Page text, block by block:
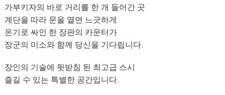
가부키자의 바로 거리를 한 개 들어간 곳
계단을 따라 문을 열면 느긋하게
온기로 싸인 한 장판의 카운터가
장군의 미소와 함께 당신을 기다립니다.
장인의 기술에 뒷받침 된 최고급 스시
즐길 수 있는 특별한 공간입니다.